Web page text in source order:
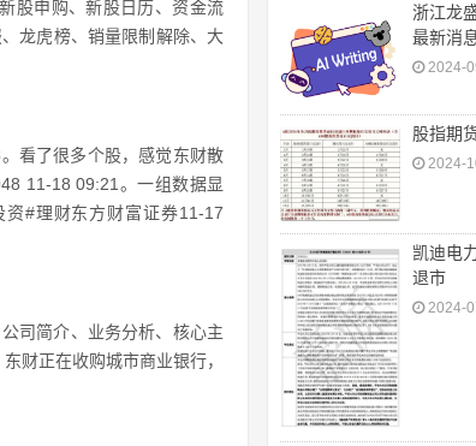
股申购、新股日历、资金流
龙虎榜、销量限制解除、大
看了很多个股，感觉东财散
11-18 09:21。一组数据显
#理财东方财富证券11-17
司简介、业务分析、核心主
财正在收购城市商业银行，
浙江龙
最新消
2024-
股指期
2024-
凯迪电
退市
2024-